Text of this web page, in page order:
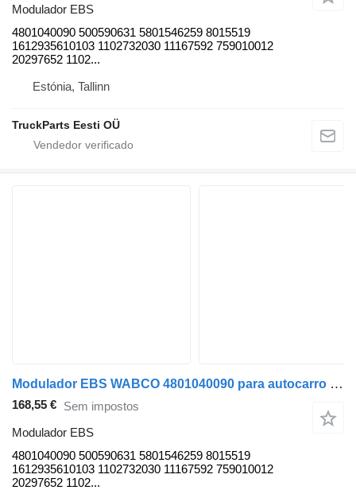
Modulador EBS
4801040090 500590631 5801546259 8015519
1612935610103 1102732030 11167592 759010012
20297652 1102...
Estónia, Tallinn
TruckParts Eesti OÜ
Modulador EBS WABCO 4801040090 para autocarro Solaris Urbino, Alpino, Vacanza (1999-)
168,55 € Sem impostos
Modulador EBS
4801040090 500590631 5801546259 8015519
1612935610103 1102732030 11167592 759010012
20297652 1102...